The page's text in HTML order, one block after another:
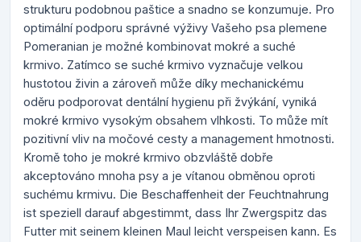
strukturu podobnou paštice a snadno se konzumuje. Pro
optimální podporu správné výživy Vašeho psa plemene
Pomeranian je možné kombinovat mokré a suché
krmivo. Zatímco se suché krmivo vyznačuje velkou
hustotou živin a zároveň může díky mechanickému
oděru podporovat dentální hygienu při žvýkání, vyniká
mokré krmivo vysokým obsahem vlhkosti. To může mít
pozitivní vliv na močové cesty a management hmotnosti.
Kromě toho je mokré krmivo obzvláště dobře
akceptováno mnoha psy a je vítanou obměnou oproti
suchému krmivu. Die Beschaffenheit der Feuchtnahrung
ist speziell darauf abgestimmt, dass Ihr Zwergspitz das
Futter mit seinem kleinen Maul leicht verspeisen kann. Es